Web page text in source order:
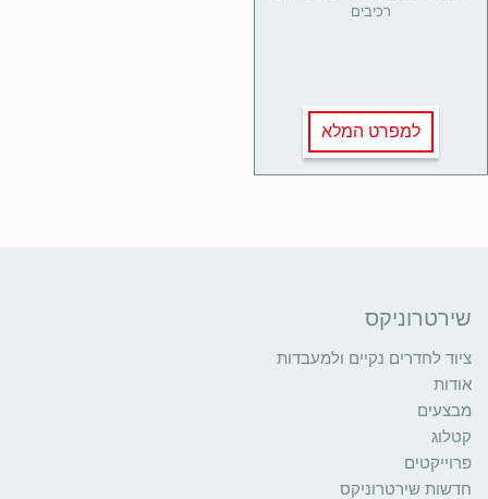
רכיבים
למפרט המלא
שירטרוניקס
ציוד לחדרים נקיים ולמעבדות
אודות
מבצעים
קטלוג
פרוייקטים
חדשות שירטרוניקס